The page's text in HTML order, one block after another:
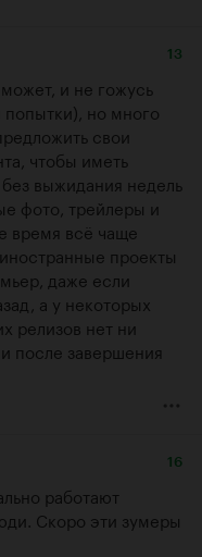
13
и не гожусь
но много
свои
чтобы иметь
выжидания недель
фото, трейлеры и
время всё чаще
проекты
даже если
а у некоторых
релизов нет ни
после завершения
16
работают
Скоро эти зумеры